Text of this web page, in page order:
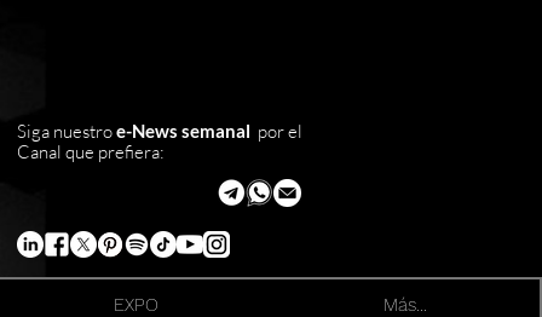
Siga nuestroe-News semanal por el
Canal que prefiera:
EXPO Más...